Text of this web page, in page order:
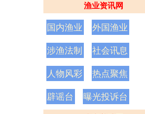
渔业资讯网
国内渔业 外国渔业
涉渔法制 社会讯息
人物风彩 热点聚焦
辟谣台 曝光投诉台